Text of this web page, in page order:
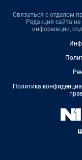
Связаться с отделом
Редакция сайта не
информации,
Политика